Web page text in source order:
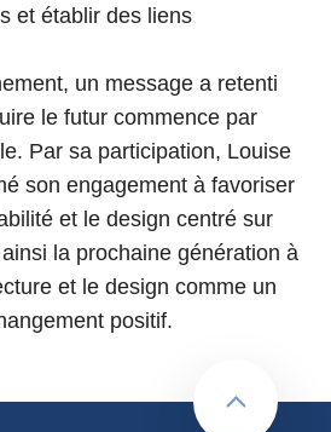
et établir des liens
un message a retenti
le futur commence par
Par sa participation, Louise
son engagement à favoriser
et le design centré sur
ainsi la prochaine génération à
et le design comme un
positif.
retour au